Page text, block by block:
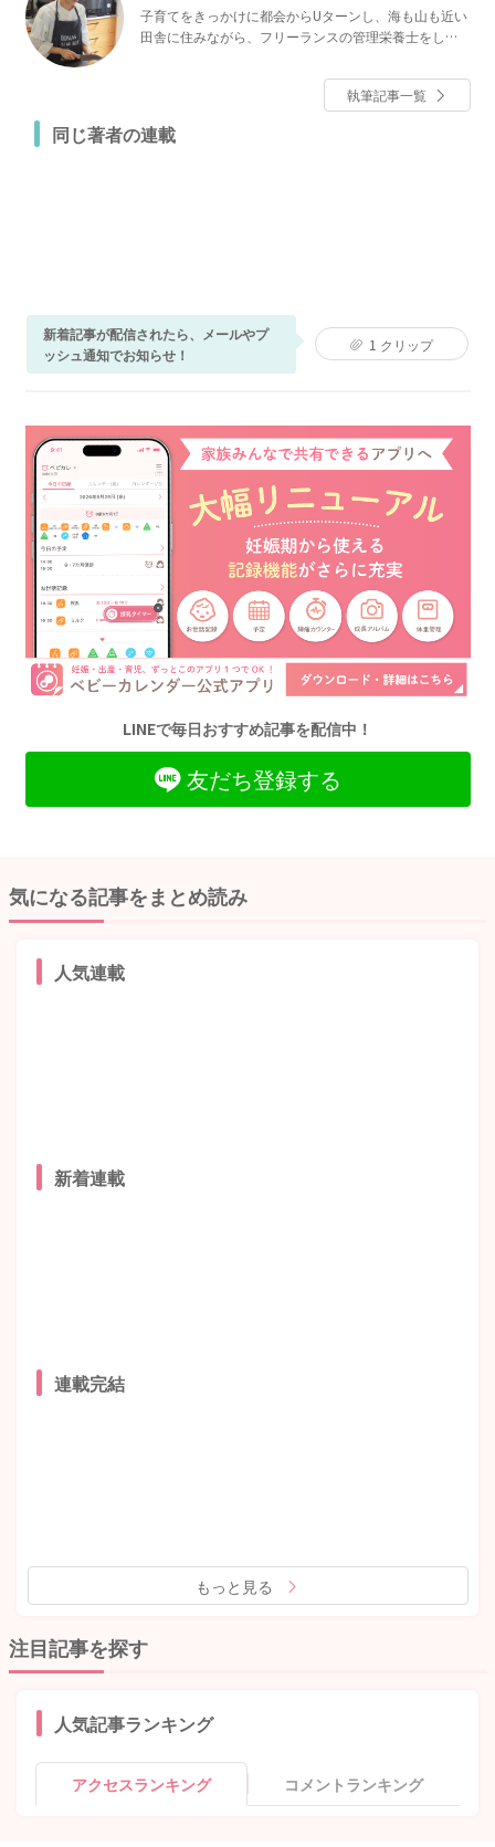
子育てをきっかけに都会からUターンし、海も山も近い
田舎に住みながら、フリーランスの管理栄養士をして
約レシピなどを楽しくわかりやすく伝えていければと
執筆記事一覧
同じ著者の連載
新着記事が配信されたら、メールやプ
ッシュ通知でお知らせ！
1 クリップ
LINEで毎日おすすめ記事を配信中！
友だち登録する
気になる記事をまとめ読み
人気連載
新着連載
連載完結
もっと見る
注目記事を探す
人気記事ランキング
アクセスランキング コメントランキング